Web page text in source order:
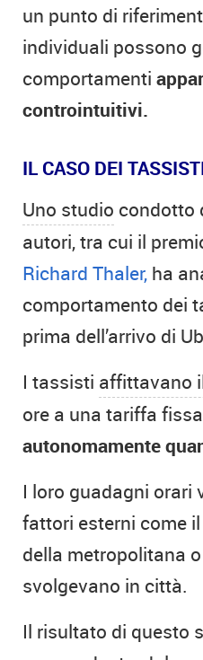
un punto di
individuali possono
comportamenti
controintuitivi.
IL CASO DEI
Uno studio condotto
autori, tra cui il
Richard Thaler, ha
comportamento dei
prima dell’arrivo di
I tassisti affittavano
ore a una tariffa
autonomamente
I loro guadagni orari
fattori esterni come
della metropolitana
svolgevano in città.
Il risultato di questo